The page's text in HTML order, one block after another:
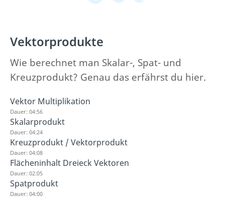
Vektorprodukte
Wie berechnet man Skalar-, Spat- und
Kreuzprodukt? Genau das erfährst du hier.
Vektor Multiplikation
Dauer: 04:56
Skalarprodukt
Dauer: 04:24
Kreuzprodukt / Vektorprodukt
Dauer: 04:08
Flächeninhalt Dreieck Vektoren
Dauer: 02:05
Spatprodukt
Dauer: 04:00